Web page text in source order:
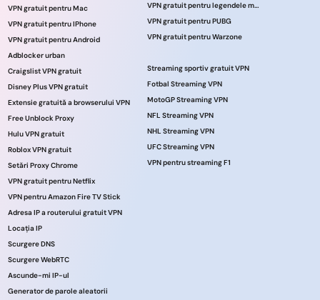
VPN gratuit pentru Mac
VPN gratuit pentru IPhone
VPN gratuit pentru Android
Adblocker urban
Craigslist VPN gratuit
Disney Plus VPN gratuit
Extensie gratuită a browserului VPN
Free Unblock Proxy
Hulu VPN gratuit
Roblox VPN gratuit
Setări Proxy Chrome
VPN gratuit pentru Netflix
VPN pentru Amazon Fire TV Stick
Adresa IP a routerului gratuit VPN
Locația IP
Scurgere DNS
Scurgere WebRTC
Ascunde-mi IP-ul
Generator de parole aleatorii
VPN gratuit pentru legendele mobile
VPN gratuit pentru PUBG
VPN gratuit pentru Warzone
Streaming sportiv gratuit VPN
Fotbal Streaming VPN
MotoGP Streaming VPN
NFL Streaming VPN
NHL Streaming VPN
UFC Streaming VPN
VPN pentru streaming F1